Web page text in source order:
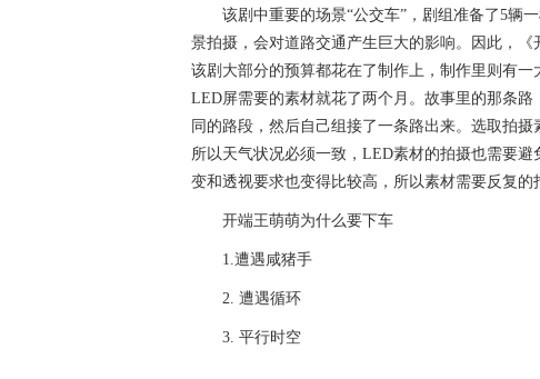
该剧中重要的场景“公交车”，剧组准备了5辆
景拍摄，会对道路交通产生巨大的影响。因此，
该剧大部分的预算都花在了制作上，制作里则有
LED屏需要的素材就花了两个月。故事里的那条
同的路段，然后自己组接了一条路出来。选取拍
所以天气状况必须一致，LED素材的拍摄也需要
变和透视要求也变得比较高，所以素材需要反复的
开端王萌萌为什么要下车
1.遭遇咸猪手
2. 遭遇循环
3. 平行时空